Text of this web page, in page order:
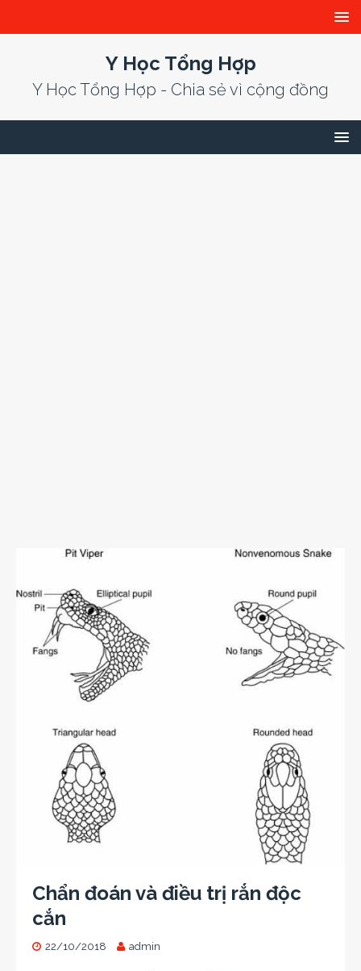
Y Học Tổng Hợp
Y Học Tổng Hợp - Chia sẻ vì cộng đồng
Chẩn đoán và điều trị rắn độc
cắn
22/10/2018 admin